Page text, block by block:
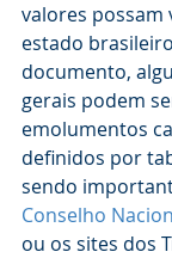
valores
estado
documento,
gerais podem
emolumentos
definidos por
sendo
Conselho
ou os sites dos